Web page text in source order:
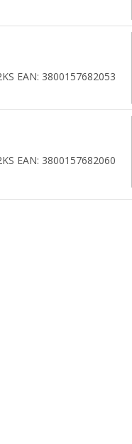
EAN: 3800157682053
EAN: 3800157682060